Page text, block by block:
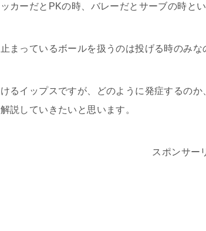
カーだとPKの時、バレーだとサーブの時と
まっているボールを扱うのは投げる時のみな
るイップスですが、どのように発症するの
説していきたいと思います。
スポンサー